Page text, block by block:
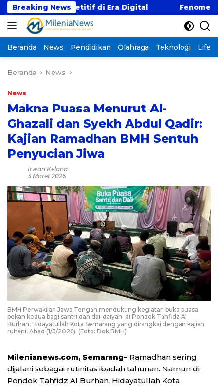
Langsung
ke
konten
Breaking News
Kompetitif di Era Digital Fenomena “Kabur
Beranda News Pendidikan Olahraga Teknologi
Beranda News
News
Makna Puasa Menurut Al-
Ghazali dan Syekh Abdul Qadir:
Kajian Ramadhan BMH Sentuh
Penyucian Jiwa
Irwan Kelana
3 Maret 2026
BMH Perwakilan Jawa Tengah mendukung kegiatan buka puasa
pekan kedua bagi santri dan dai-daiyah di Pondok Tahfidz Al
Burhan, Hidayatullah Kota Semarang yang dirangkai dengan kajian
ruhani, Ahad (1/3/2026). (Foto: Dok BMH)
Milenianews.com, Semarang– Ramadhan sering
dijalani sebagai rutinitas ibadah tahunan. Namun di
Pondok Tahfidz Al Burhan, Hidayatullah Kota